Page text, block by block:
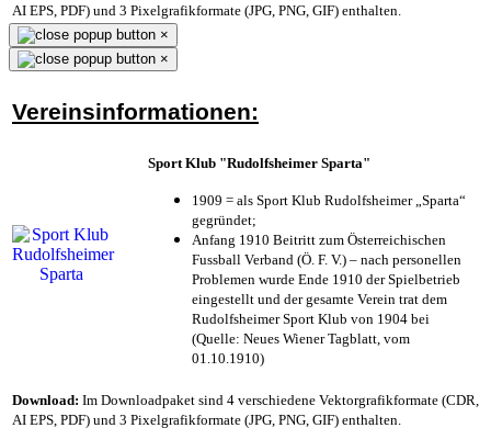
AI EPS, PDF) und 3 Pixelgrafikformate (JPG, PNG, GIF) enthalten.
×
×
Vereinsinformationen:
Sport Klub "Rudolfsheimer Sparta"
1909 = als Sport Klub Rudolfsheimer „Sparta“
gegründet;
Anfang 1910 Beitritt zum Österreichischen
Fussball Verband (Ö. F. V.) – nach personellen
Problemen wurde Ende 1910 der Spielbetrieb
eingestellt und der gesamte Verein trat dem
Rudolfsheimer Sport Klub von 1904 bei
(Quelle: Neues Wiener Tagblatt, vom
01.10.1910)
Download: Im Downloadpaket sind 4 verschiedene Vektorgrafikformate (CDR,
AI EPS, PDF) und 3 Pixelgrafikformate (JPG, PNG, GIF) enthalten.